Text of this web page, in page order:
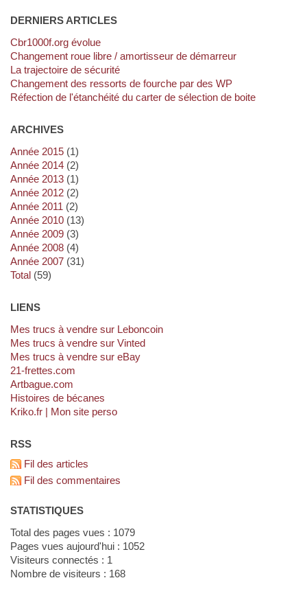
DERNIERS ARTICLES
cbr1000f.org évolue
Changement roue libre / amortisseur de démarreur
La trajectoire de sécurité
Changement des ressorts de fourche par des WP
Réfection de l'étanchéité du carter de sélection de boite
ARCHIVES
année 2015(1)
année 2014(2)
année 2013(1)
année 2012(2)
année 2011 (2)
année 2010(13)
année 2009(3)
année 2008(4)
année 2007(31)
total (59)
LIENS
Mes trucs à vendre sur Leboncoin
Mes trucs à vendre sur Vinted
Mes trucs à vendre sur eBay
21-frettes.com
artbague.com
Histoires de bécanes
kriko.fr | Mon site perso
RSS
Fil des articles
Fil des commentaires
STATISTIQUES
Total des pages vues : 1079
Pages vues aujourd'hui : 1052
Visiteurs connectés : 1
Nombre de visiteurs : 168